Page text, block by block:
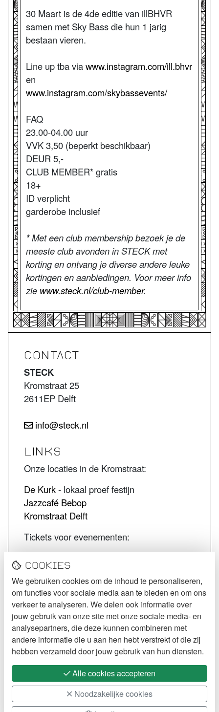
30 Maart is de 4de editie van illBHVR
samen met Sky Bass die hun 1 jarig
bestaan vieren.
Line up tba viawww.instagram.com/ill.bhvr
en
www.instagram.com/skybassevents/
FAQ
23.00-04.00 uur
VVK 3,50 (beperkt beschikbaar)
DEUR 5,-
CLUB MEMBER* gratis
18+
ID verplicht
garderobe inclusief
* Met een club membership bezoek je de
meeste club avonden in STECK met
korting en ontvang je diverse andere leuke
kortingen en aanbiedingen. Voor meer info
zie www.steck.nl/club-member.
CONTACT
STECK
Kromstraat 25
2611EP Delft
info@steck.nl
LINKS
Onze locaties in de Kromstraat:
De Kurk- lokaal proef festijn
Jazzcafé Bebop
Kromstraat Delft
Tickets voor evenementen:
De Kurk tickets
Jazzcafé Bebop tickets
VOLG STECK
Instagram
Facebook
Cookies
We gebruiken cookies om de inhoud te personaliseren,
om functies voor sociale media aan te bieden en om ons
verkeer te analyseren. We delen ook informatie over
jouw gebruik van onze site met onze sociale media- en
analysepartners, die deze kunnen combineren met
andere informatie die u aan hen hebt verstrekt of die zij
hebben verzameld door jouw gebruik van hun diensten.
Alle cookies accepteren
Noodzakelijke cookies